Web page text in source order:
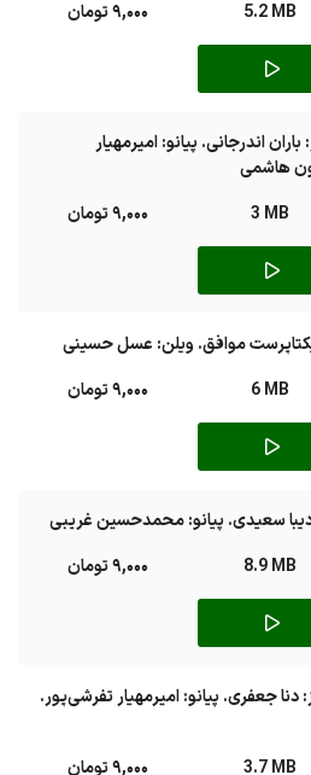
5.2 MB 9,000 تومان
اندرجانی. پیانو: امیرمهیار
هاشمی
3 MB 9,000 تومان
یکتاپرست موافق. ویلن: عسل حسینی
6 MB 9,000 تومان
سعیدی. پیانو: محمدحسین غریبی
8.9 MB 9,000 تومان
جعفری. پیانو: امیرمهیار تفرشی‌پور.
3.7 MB 9,000 تومان